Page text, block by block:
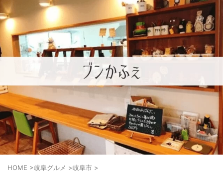
HOME >岐阜グルメ >岐阜市 >